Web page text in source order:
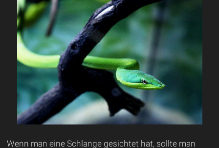
Wenn man eine Schlange gesichtet hat, sollte man